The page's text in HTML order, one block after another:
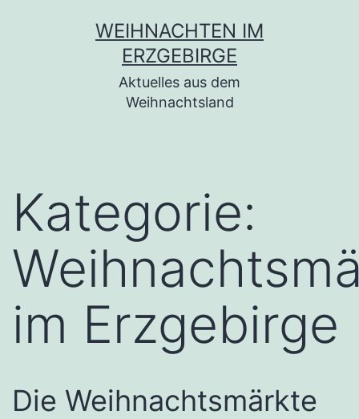
WEIHNACHTEN IM
ERZGEBIRGE
Aktuelles aus dem
Weihnachtsland
Kategorie:
im Erzgebirge
Die Weihnachtsmärkte